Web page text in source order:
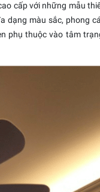
cấp với những mẫu
dạng màu sắc, phong
phụ thuộc vào tâm